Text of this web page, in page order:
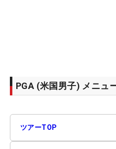
PGA (米国男子) メニュ
ツアーTOP